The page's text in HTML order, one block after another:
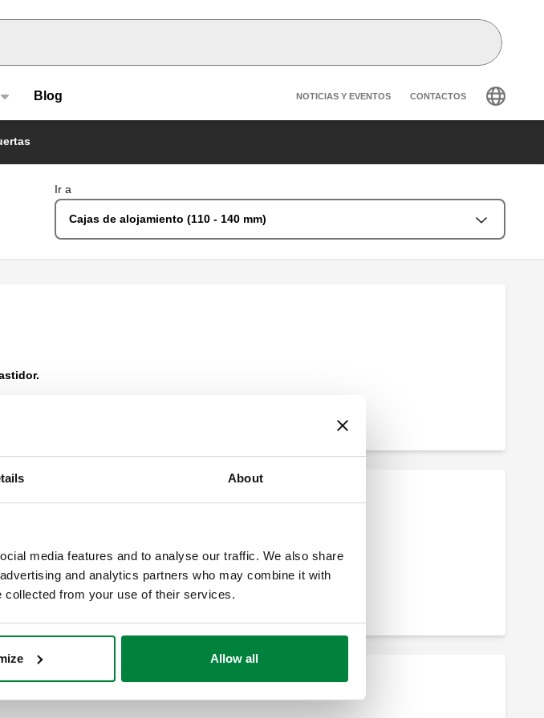
About
media features and to analyse our traffic. We also share
and analytics partners who may combine it with
collected from your use of their services.
Allow all
Blog Header secondary
NOTICIAS Y EVENTOS CONTACTOS
Ir a
Cajas de alojamiento (110 - 140 mm)